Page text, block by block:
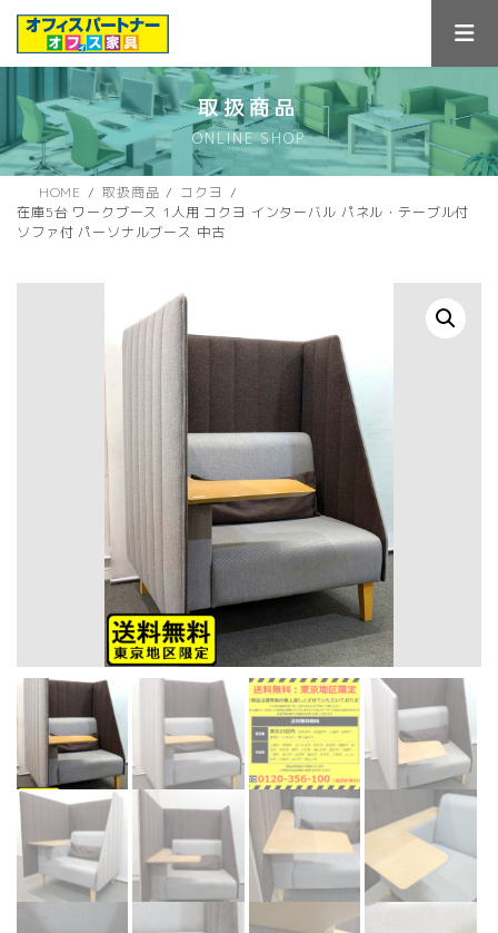
ス
キ
ン
に
取扱商品
ONLINE SHOP
HOME 取扱商品
コクヨ
在庫5台 ワークブース 1人用 コクヨ インターバル パネル・テーブル付
ソファ付 パーソナルブース 中古